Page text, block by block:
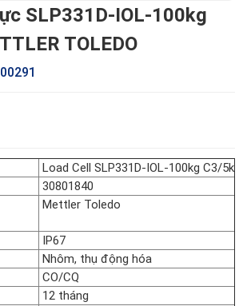
SLP331D-IOL-100kg
TOLEDO
Load Cell SLP331D-IOL-100kg C3/5k
30801840
Mettler Toledo
IP67
Nhôm, thụ động hóa
CO/CQ
12 tháng